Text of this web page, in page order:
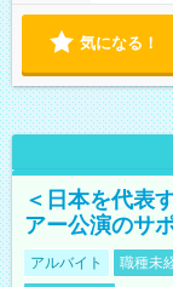
気になる！
＜日本を代表
アー公演のサ
アルバイト 職種未